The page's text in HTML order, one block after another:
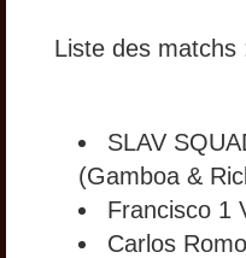
Liste des matchs
SLAV
(Gamboa &
Francisco 1
Carlos